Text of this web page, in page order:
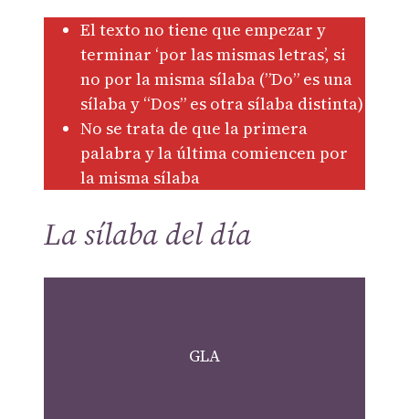
El texto no tiene que empezar y
terminar ‘por las mismas letras’, si
no por la misma sílaba (”Do” es una
sílaba y “Dos” es otra sílaba distinta)
No se trata de que la primera
palabra y la última comiencen por
la misma sílaba
La sílaba del día
GLA